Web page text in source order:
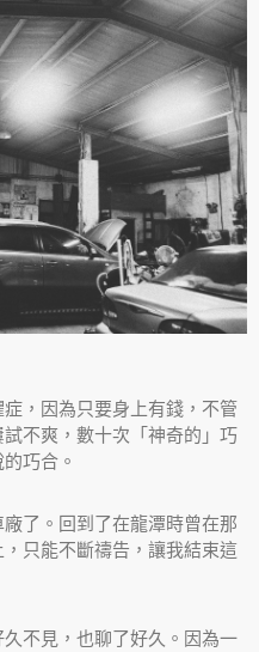
，因為只要身上有錢，不管
不爽，數十次「神奇的」巧
巧合。
了。回到了在龍潭時曾在那
只能不斷禱告，讓我結束這
不見，也聊了好久。因為一